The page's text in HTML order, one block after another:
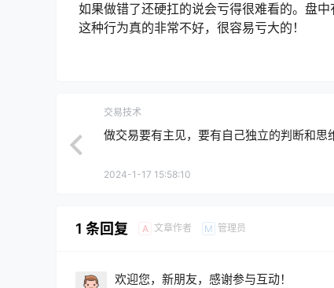
如果做错了还硬扛的说会亏得很难看的。盘
这种行为真的非常不好，很容易亏大的！
交易技术
做交易要有主见，要有自己独立的判断和思
2024-1-17 15:58:10
1 条回复 A 文章作者 M 管理员
欢迎您，新朋友，感谢参与互动！